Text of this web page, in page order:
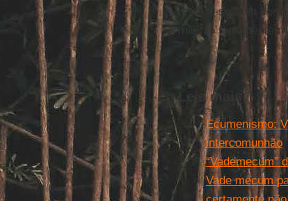
revelar-se uma
milênio fortemente
Leia mais
Ecumenismo:
intercomunhão
“Vademecum”
Vade mecum